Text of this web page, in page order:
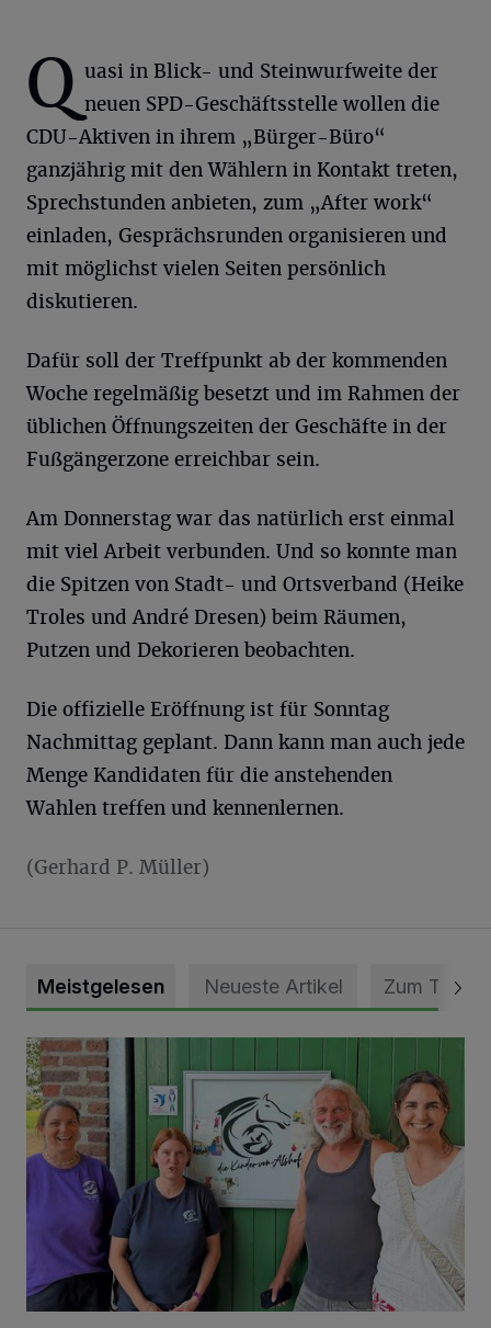
Q uasi in Blick- und Steinwurfweite der
neuen SPD-Geschäftsstelle wollen die
CDU-Aktiven in ihrem „Bürger-Büro“
ganzjährig mit den Wählern in Kontakt treten,
Sprechstunden anbieten, zum „After work“
einladen, Gesprächsrunden organisieren und
mit möglichst vielen Seiten persönlich
diskutieren.
Dafür soll der Treffpunkt ab der kommenden
Woche regelmäßig besetzt und im Rahmen der
üblichen Öffnungszeiten der Geschäfte in der
Fußgängerzone erreichbar sein.
Am Donnerstag war das natürlich erst einmal
mit viel Arbeit verbunden. Und so konnte man
die Spitzen von Stadt- und Ortsverband (Heike
Troles und André Dresen) beim Räumen,
Putzen und Dekorieren beobachten.
Die offizielle Eröffnung ist für Sonntag
Nachmittag geplant. Dann kann man auch jede
Menge Kandidaten für die anstehenden
Wahlen treffen und kennenlernen.
(Gerhard P. Müller)
Meistgelesen Neueste Artikel Zum Thema
Vorbildlicher Einsatz für den Artenschutz gewürdigt